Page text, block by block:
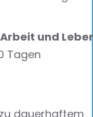
und
Tagen
dauerhaftem